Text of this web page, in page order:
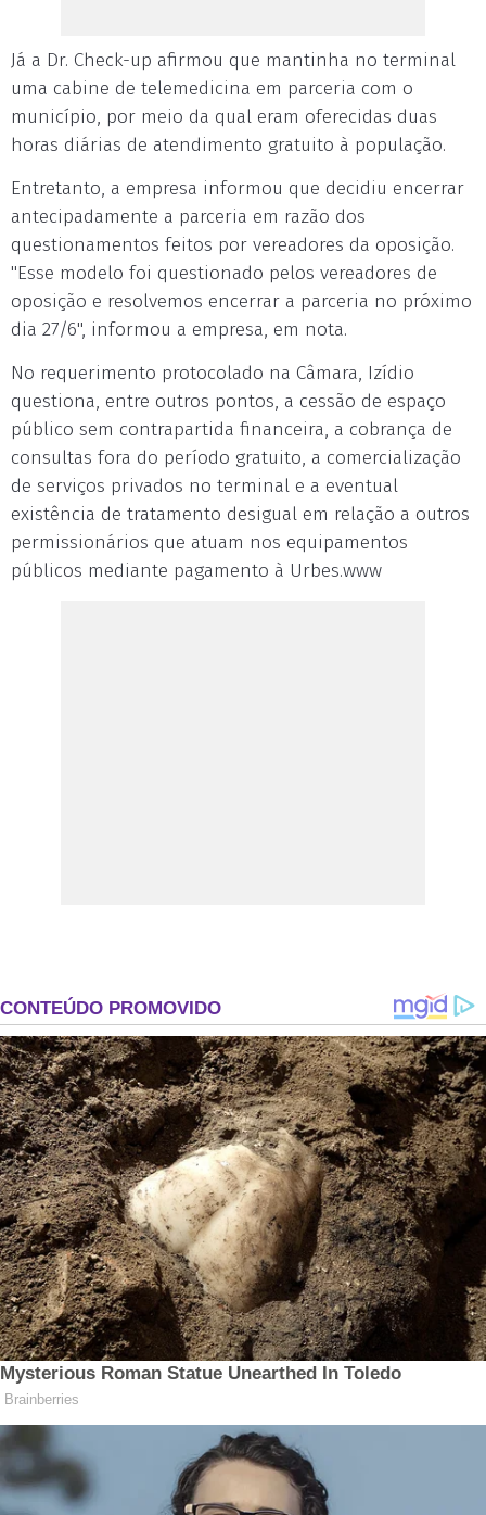
Já a Dr. Check-up afirmou que mantinha no terminal
uma cabine de telemedicina em parceria com o
município, por meio da qual eram oferecidas duas
horas diárias de atendimento gratuito à população.
Entretanto, a empresa informou que decidiu encerrar
antecipadamente a parceria em razão dos
questionamentos feitos por vereadores da oposição.
"Esse modelo foi questionado pelos vereadores de
oposição e resolvemos encerrar a parceria no próximo
dia 27/6", informou a empresa, em nota.
No requerimento protocolado na Câmara, Izídio
questiona, entre outros pontos, a cessão de espaço
público sem contrapartida financeira, a cobrança de
consultas fora do período gratuito, a comercialização
de serviços privados no terminal e a eventual
existência de tratamento desigual em relação a outros
permissionários que atuam nos equipamentos
públicos mediante pagamento à Urbes.www